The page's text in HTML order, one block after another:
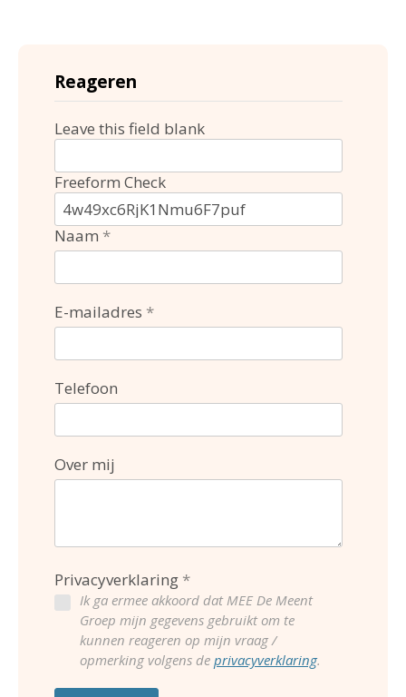
Reageren
Leave this field blank
Freeform Check
Naam
E-mailadres
Telefoon
Over mij
Privacyverklaring
Ik ga ermee akkoord dat MEE De Meent
Groep mijn gegevens gebruikt om te
kunnen reageren op mijn vraag /
opmerking volgens de privacyverklaring.